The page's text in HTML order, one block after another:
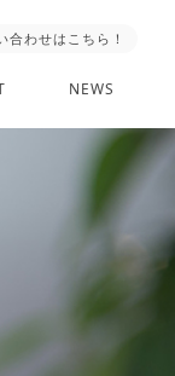
合わせはこちら！
NEWS